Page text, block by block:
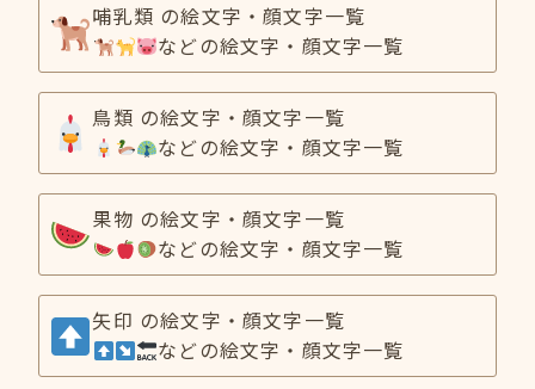
哺乳類 の絵文字・顔文字一覧
などの絵文字・顔文字一覧
鳥類 の絵文字・顔文字一覧
などの絵文字・顔文字一覧
果物 の絵文字・顔文字一覧
などの絵文字・顔文字一覧
矢印 の絵文字・顔文字一覧
などの絵文字・顔文字一覧